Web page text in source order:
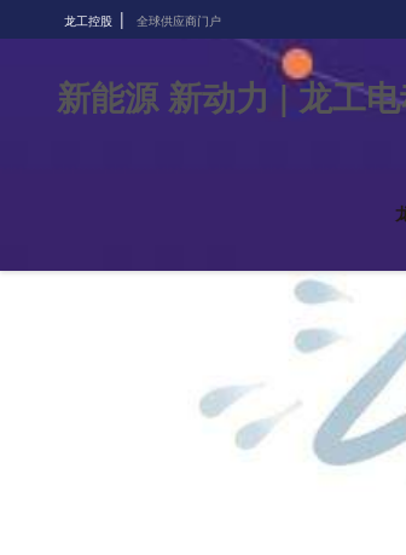
龙工控股 | 全球供应商门户
新能源 新动力 | 龙工